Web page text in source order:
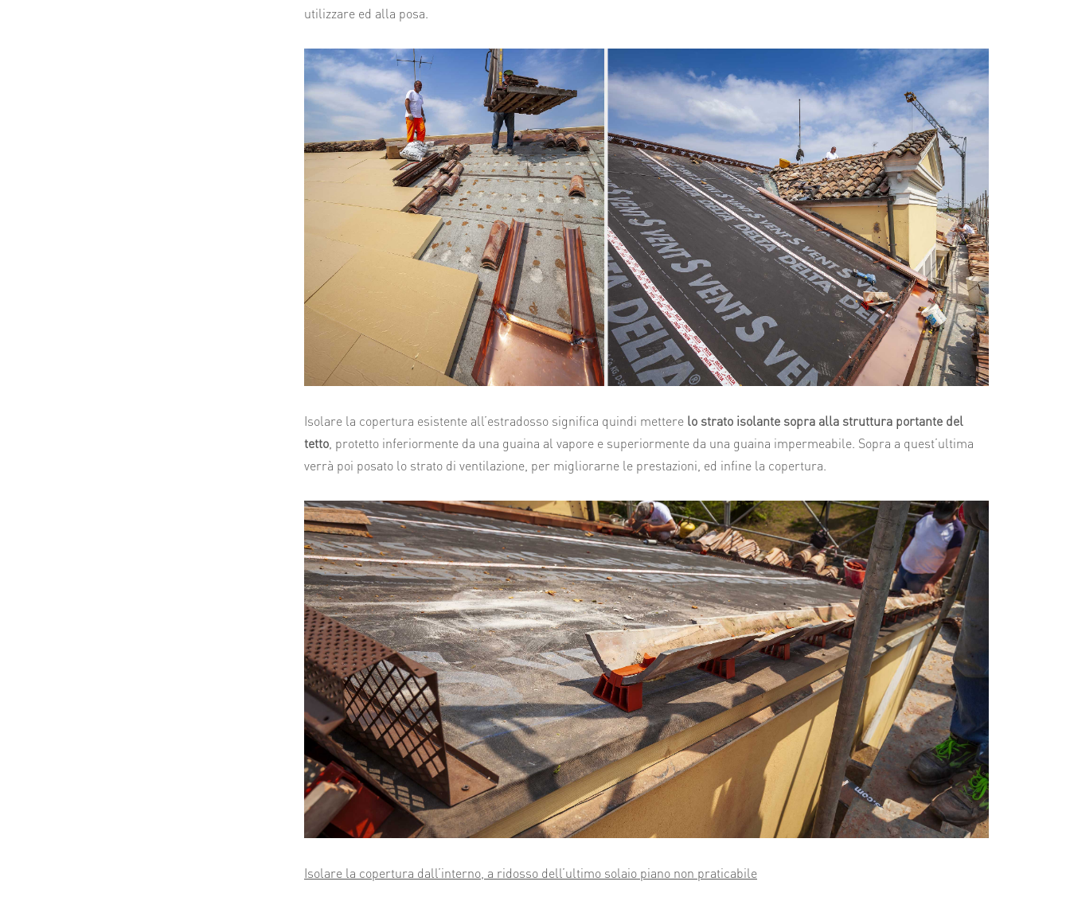
utilizzare ed alla posa.
Isolare la copertura esistente all’estradosso significa quindi mettere lo strato isolante sopra alla struttura portante del
tetto , protetto inferiormente da una guaina al vapore e superiormente da una guaina impermeabile. Sopra a quest’ultima
verrà poi posato lo strato di ventilazione, per migliorarne le prestazioni, ed infine la copertura.
Isolare la copertura dall’interno, a ridosso dell’ultimo solaio piano non praticabile